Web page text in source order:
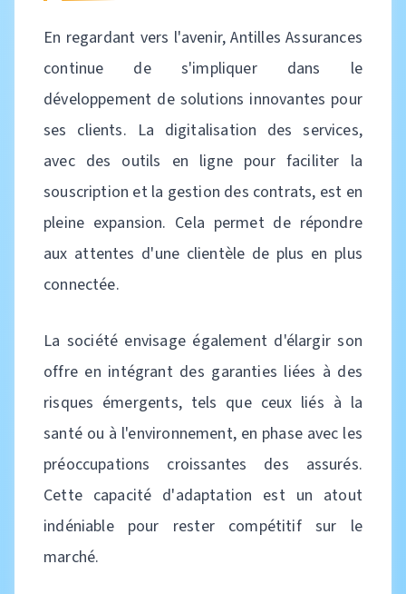
En regardant vers l'avenir, Antilles Assurances
continue de s'impliquer dans le
développement de solutions innovantes pour
ses clients. La digitalisation des services,
avec des outils en ligne pour faciliter la
souscription et la gestion des contrats, est en
pleine expansion. Cela permet de répondre
aux attentes d'une clientèle de plus en plus
connectée.
La société envisage également d'élargir son
offre en intégrant des garanties liées à des
risques émergents, tels que ceux liés à la
santé ou à l'environnement, en phase avec les
préoccupations croissantes des assurés.
Cette capacité d'adaptation est un atout
indéniable pour rester compétitif sur le
marché.